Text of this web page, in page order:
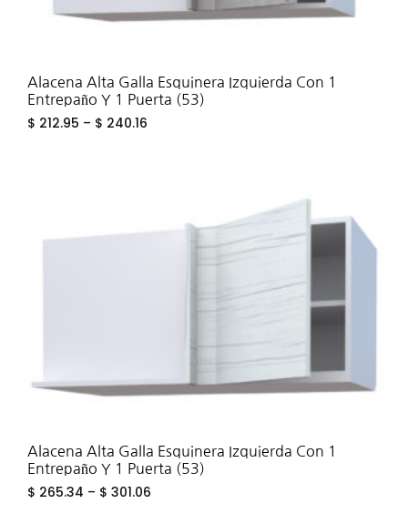
Alacena Alta Galla Esquinera Izquierda Con 1
Entrepaño Y 1 Puerta (53)
$ 212.95 – $ 240.16
Alacena Alta Galla Esquinera Izquierda Con 1
Entrepaño Y 1 Puerta (53)
$ 265.34 – $ 301.06